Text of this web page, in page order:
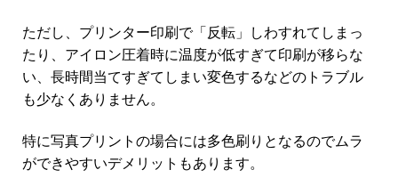
ただし、プリンター印刷で「反転」しわすれてしまっ
たり、アイロン圧着時に温度が低すぎて印刷が移らな
い、長時間当てすぎてしまい変色するなどのトラブル
も少なくありません。
特に写真プリントの場合には多色刷りとなるのでムラ
ができやすいデメリットもあります。